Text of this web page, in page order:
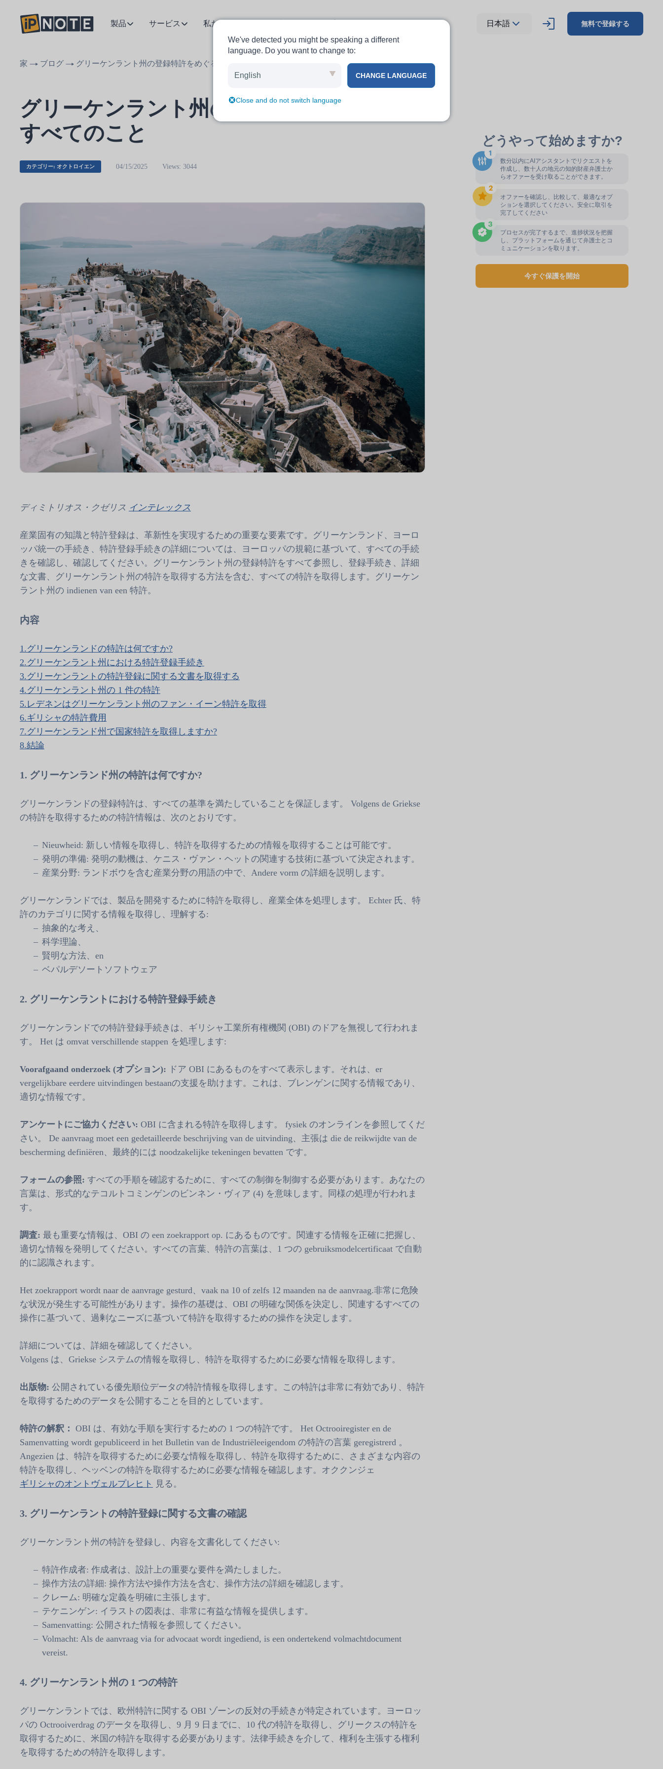
製品 サービス 私たちについて 日本語 無料で登録する
家 ブログ グリーケンラント州の登録特許をめぐるすべてのこと
どうやって始めますか?
数分以内にAIアシスタントでリクエストを
作成し、数十人の地元の知的財産弁護士か
らオファーを受け取ることができます。
オファーを確認し、比較して、最適なオプ
ションを選択してください。安全に取引を
完了してください
プロセスが完了するまで、進捗状況を把握
し、プラットフォームを通じて弁護士とコ
ミュニケーションを取ります。
今すぐ保護を開始
グリーケンラント州の登録特許をめぐる
すべてのこと
カテゴリー: オクトロイエン 04/15/2025 Views: 3044
ディミトリオス・クゼリス インテレックス
産業固有の知識と特許登録は、革新性を実現するための重要な要素です。グリーケンランド、ヨーロ
ッパ統一の手続き、特許登録手続きの詳細については、ヨーロッパの規範に基づいて、すべての手続
きを確認し、確認してください。グリーケンラント州の登録特許をすべて参照し、登録手続き、詳細
な文書、グリーケンラント州の特許を取得する方法を含む、すべての特許を取得します。グリーケン
ラント州の indienen van een 特許。
内容
1.グリーケンランドの特許は何ですか?
2.グリーケンラント州における特許登録手続き
3.グリーケンラントの特許登録に関する文書を取得する
4.グリーケンラント州の 1 件の特許
5.レデネンはグリーケンラント州のファン・イーン特許を取得
6.ギリシャの特許費用
7.グリーケンランド州で国家特許を取得しますか?
8.結論
1. グリーケンランド州の特許は何ですか?
グリーケンランドの登録特許は、すべての基準を満たしていることを保証します。 Volgens de Griekse
の特許を取得するための特許情報は、次のとおりです。
Nieuwheid: 新しい情報を取得し、特許を取得するための情報を取得することは可能です。
発明の準備: 発明の動機は、ケニス・ヴァン・ヘットの関連する技術に基づいて決定されます。
産業分野: ランドボウを含む産業分野の用語の中で、Andere vorm の詳細を説明します。
グリーケンランドでは、製品を開発するために特許を取得し、産業全体を処理します。 Echter 氏、特
許のカテゴリに関する情報を取得し、理解する:
抽象的な考え、
科学理論、
賢明な方法、en
ベパルデソートソフトウェア
2. グリーケンラントにおける特許登録手続き
グリーケンランドでの特許登録手続きは、ギリシャ工業所有権機関 (OBI) のドアを無視して行われま
す。 Het は omvat verschillende stappen を処理します:
Voorafgaand onderzoek (オプション): ドア OBI にあるものをすべて表示します。それは、er
vergelijkbare eerdere uitvindingen bestaanの支援を助けます。これは、ブレンゲンに関する情報であり、
適切な情報です。
アンケートにご協力ください: OBI に含まれる特許を取得します。 fysiek のオンラインを参照してくだ
さい。 De aanvraag moet een gedetailleerde beschrijving van de uitvinding、主張は die de reikwijdte van de
bescherming definiëren、最終的には noodzakelijke tekeningen bevatten です。
フォームの参照: すべての手順を確認するために、すべての制御を制御する必要があります。あなたの
言葉は、形式的なテコルトコミンゲンのビンネン・ヴィア (4) を意味します。同様の処理が行われま
す。
調査: 最も重要な情報は、OBI の een zoekrapport op. にあるものです。関連する情報を正確に把握し、
適切な情報を発明してください。すべての言葉、特許の言葉は、1 つの gebruiksmodelcertificaat で自動
的に認識されます。
Het zoekrapport wordt naar de aanvrage gesturd、vaak na 10 of zelfs 12 maanden na de aanvraag.非常に危険
な状況が発生する可能性があります。操作の基礎は、OBI の明確な関係を決定し、関連するすべての
操作に基づいて、過剰なニーズに基づいて特許を取得するための操作を決定します。
詳細については、詳細を確認してください。
Volgens は、Griekse システムの情報を取得し、特許を取得するために必要な情報を取得します。
出版物: 公開されている優先順位データの特許情報を取得します。この特許は非常に有効であり、特許
を取得するためのデータを公開することを目的としています。
特許の解釈： OBI は、有効な手順を実行するための 1 つの特許です。 Het Octrooiregister en de
Samenvatting wordt gepubliceerd in het Bulletin van de Industriëleeigendom の特許の言葉 geregistrerd 。
Angezien は、特許を取得するために必要な情報を取得し、特許を取得するために、さまざまな内容の
特許を取得し、ヘッベンの特許を取得するために必要な情報を確認します。オククンジェ
ギリシャのオントヴェルプレヒト
見る。
3. グリーケンラントの特許登録に関する文書の確認
グリーケンラント州の特許を登録し、内容を文書化してください:
特許作成者: 作成者は、設計上の重要な要件を満たしました。
操作方法の詳細: 操作方法や操作方法を含む、操作方法の詳細を確認します。
クレーム: 明確な定義を明確に主張します。
テケニンゲン: イラストの図表は、非常に有益な情報を提供します。
Samenvatting: 公開された情報を参照してください。
Volmacht: Als de aanvraag via for advocaat wordt ingediend, is een ondertekend volmachtdocument
vereist.
4. グリーケンラント州の 1 つの特許
グリーケンラントでは、欧州特許に関する OBI ゾーンの反対の手続きが特定されています。ヨーロッ
パの Octrooiverdrag のデータを取得し、9 月 9 日までに、10 代の特許を取得し、グリークスの特許を
取得するために、米国の特許を取得する必要があります。法律手続きを介して、権利を主張する権利
を取得するための特許を取得します。
We've detected you might be speaking a different
language. Do you want to change to:
English CHANGE LANGUAGE
Close and do not switch language